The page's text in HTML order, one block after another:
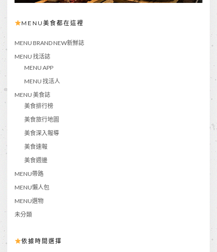
MENU美食都在這裡
MENU BRAND NEW新鮮誌
MENU 找活誌
MENU APP
MENU 找活人
MENU 美食誌
美食排行榜
美食旅行地圖
美食深入報導
美食速報
美食週邊
MENU帶路
MENU懶人包
MENU選物
未分類
依據時間選擇